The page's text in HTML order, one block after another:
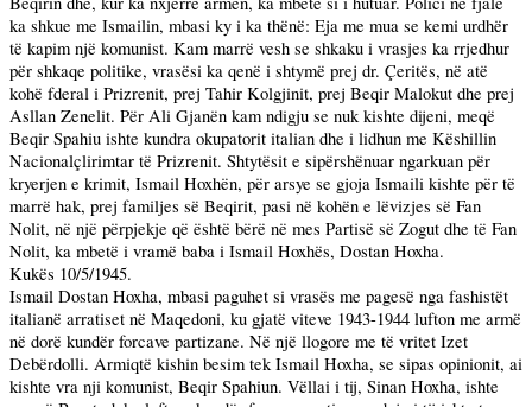
ka shkue me Ismailin, mbasi ky i ka thënë: Eja me mua se kemi urdhër
të kapim një komunist. Kam marrë vesh se shkaku i vrasjes ka rrjedhur
për shkaqe politike, vrasësi ka qenë i shtymë prej dr. Çeritës, në atë
kohë fderal i Prizrenit, prej Tahir Kolgjinit, prej Beqir Malokut dhe prej
Asllan Zenelit. Për Ali Gjanën kam ndigju se nuk kishte dijeni, meqë
Beqir Spahiu ishte kundra okupatorit italian dhe i lidhun me Këshillin
Nacionalçlirimtar të Prizrenit. Shtytësit e sipërshënuar ngarkuan për
kryerjen e krimit, Ismail Hoxhën, për arsye se gjoja Ismaili kishte për të
marrë hak, prej familjes së Beqirit, pasi në kohën e lëvizjes së Fan
Nolit, në një përpjekje që është bërë në mes Partisë së Zogut dhe të Fan
Nolit, ka mbetë i vramë baba i Ismail Hoxhës, Dostan Hoxha.
Kukës 10/5/1945.
Ismail Dostan Hoxha, mbasi paguhet si vrasës me pagesë nga fashistët
italianë arratiset në Maqedoni, ku gjatë viteve 1943-1944 lufton me armë
në dorë kundër forcave partizane. Në një llogore me të vritet Izet
Debërdolli. Armiqtë kishin besim tek Ismail Hoxha, se sipas opinionit, ai
kishte vra nji komunist, Beqir Spahiun. Vëllai i tij, Sinan Hoxha, ishte